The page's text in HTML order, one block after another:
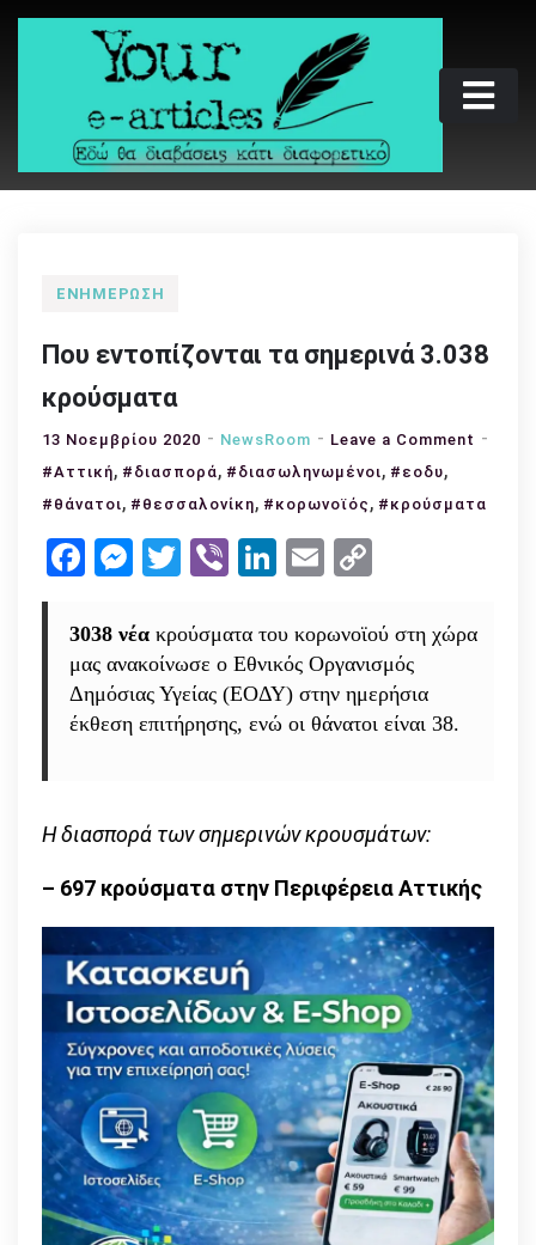
Skip
Your e-articles
Εδώ θα διαβάσεις κάτι διαφορετικό
ΕΝΗΜΈΡΩΣΗ
Που εντοπίζονται τα σημερινά 3.038
κρούσματα
13 Νοεμβρίου 2020 NewsRoom Leave a Comment on
#Αττική, #διασπορά, #διασωληνωμένοι, #εοδυ,
#θάνατοι, #θεσσαλονίκη, #κορωνοϊός , #κρούσματα
Facebook
Messenger
Twitter
ViberLinkedIn
Email
3038 νέακρούσματα του κορωνοϊού στη χώρα
μας ανακοίνωσε ο Εθνικός Οργανισμός
Δημόσιας Υγείας (ΕΟΔΥ) στην ημερήσια
έκθεση επιτήρησης, ενώ οι θάνατοι είναι 38.
Η διασπορά των σημερινών κρουσμάτων:
– 697 κρούσματα στην Περιφέρεια Αττικής